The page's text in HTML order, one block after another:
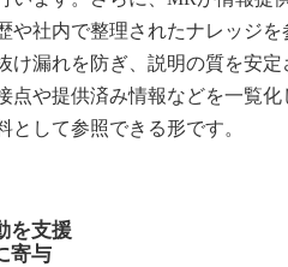
や社内で整理されたナレッジ
け漏れを防ぎ、説明の質を安
点や提供済み情報などを一覧
として参照できる形です。
を支援
寄与